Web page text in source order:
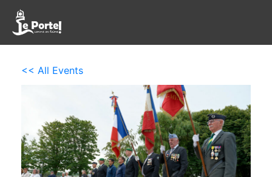
<< All Events